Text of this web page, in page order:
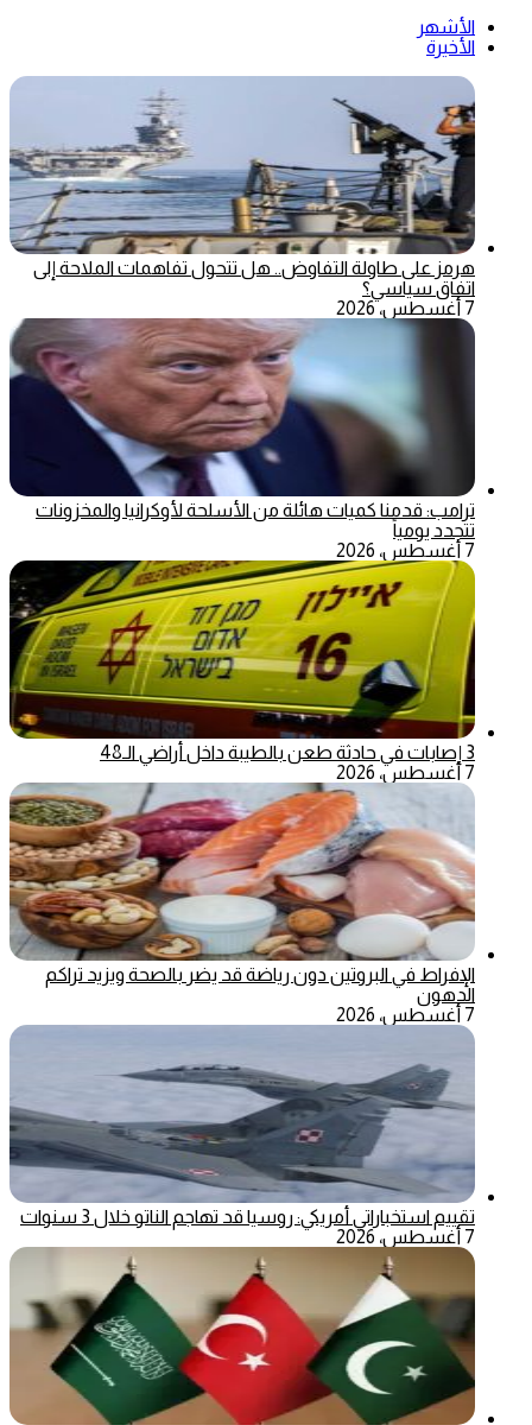
الأشهر
الأخيرة
هرمز على طاولة التفاوض.. هل تتحول تفاهمات الملاحة إلى
اتفاق سياسي؟
7 أغسطس، 2026
ترامب: قدمنا كميات هائلة من الأسلحة لأوكرانيا والمخزونات
تتجدد يومياً
7 أغسطس، 2026
3 إصابات في حادثة طعن بالطيبة داخل أراضي الـ48
7 أغسطس، 2026
الإفراط في البروتين دون رياضة قد يضر بالصحة ويزيد تراكم
الدهون
7 أغسطس، 2026
تقييم استخباراتي أمريكي: روسيا قد تهاجم الناتو خلال 3 سنوات
7 أغسطس، 2026